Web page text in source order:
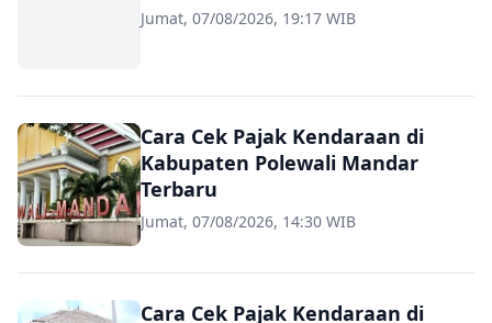
Jumat, 07/08/2026, 19:17 WIB
Cara Cek Pajak Kendaraan di
Kabupaten Polewali Mandar
Terbaru
Jumat, 07/08/2026, 14:30 WIB
Cara Cek Pajak Kendaraan di